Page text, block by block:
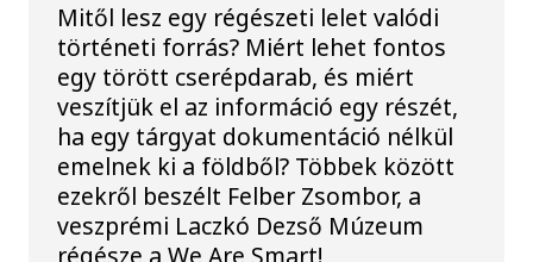
Mitől lesz egy régészeti lelet valódi
történeti forrás? Miért lehet fontos
egy törött cserépdarab, és miért
veszítjük el az információ egy részét,
ha egy tárgyat dokumentáció nélkül
emelnek ki a földből? Többek között
ezekről beszélt Felber Zsombor, a
veszprémi Laczkó Dezső Múzeum